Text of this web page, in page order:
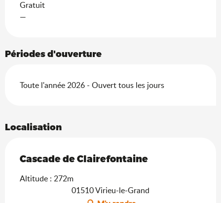
Gratuit
—
Périodes d'ouverture
Toute l'année 2026 - Ouvert tous les jours
Localisation
Cascade de Clairefontaine
Altitude : 272m
01510 Virieu-le-Grand